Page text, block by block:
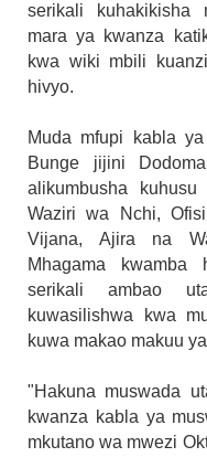
serikali kuhakikisha
mara ya kwanza
kwa wiki mbili
hivyo.
Muda mfupi kabla
Bunge jijini
alikumbusha
Waziri wa Nchi,
Vijana, Ajira na
Mhagama kwamba
serikali ambao
kuwasilishwa kwa
kuwa makao makuu
"Hakuna muswada
kwanza kabla ya
mkutano wa mwezi